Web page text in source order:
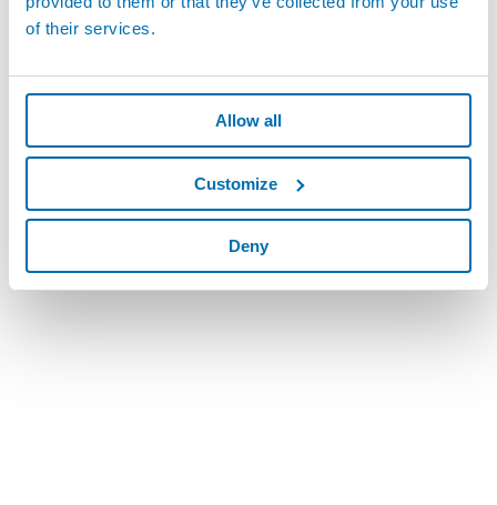
of their services.
Allow all
Customize
Deny